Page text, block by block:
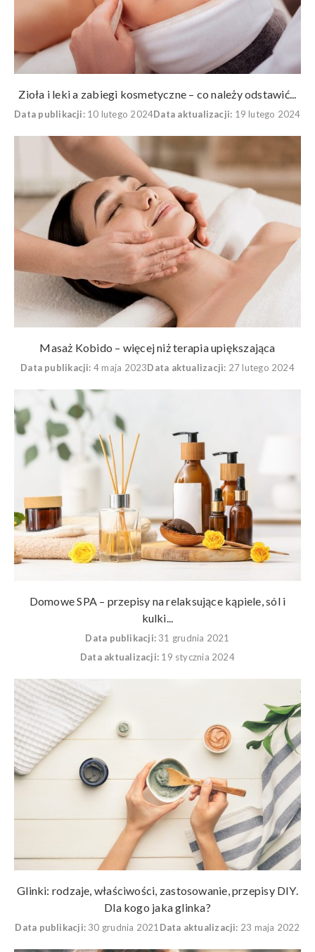
Zioła i leki a zabiegi kosmetyczne – co należy odstawić...
Data publikacji: 10 lutego 2024Data aktualizacji: 19 lutego 2024
Masaż Kobido – więcej niż terapia upiększająca
Data publikacji: 4 maja 2023Data aktualizacji: 27 lutego 2024
Domowe SPA – przepisy na relaksujące kąpiele, sól i
kulki...
Data publikacji: 31 grudnia 2021
Data aktualizacji: 19 stycznia 2024
Glinki: rodzaje, właściwości, zastosowanie, przepisy DIY.
Dla kogo jaka glinka?
Data publikacji: 30 grudnia 2021 Data aktualizacji: 23 maja 2022